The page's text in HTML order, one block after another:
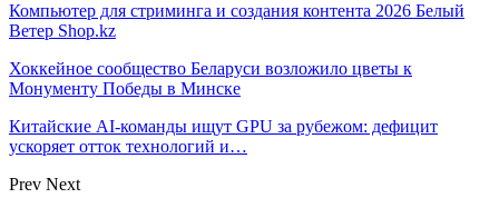
Компьютер для стриминга и создания контента 2026 Белый
Ветер Shop.kz
Хоккейное сообщество Беларуси возложило цветы к
Монументу Победы в Минске
Китайские AI-команды ищут GPU за рубежом: дефицит
ускоряет отток технологий и…
Prev Next